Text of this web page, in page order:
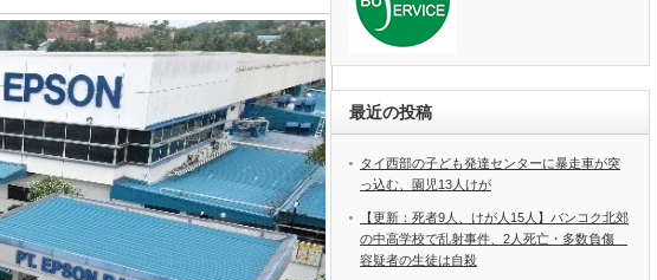
最近の投稿
タイ西部の子ども発達センターに暴走車が突
っ込む、園児13人けが
【更新：死者9人、けが人15人】バンコク北郊
の中高学校で乱射事件、2人死亡・多数負傷
容疑者の生徒は自殺